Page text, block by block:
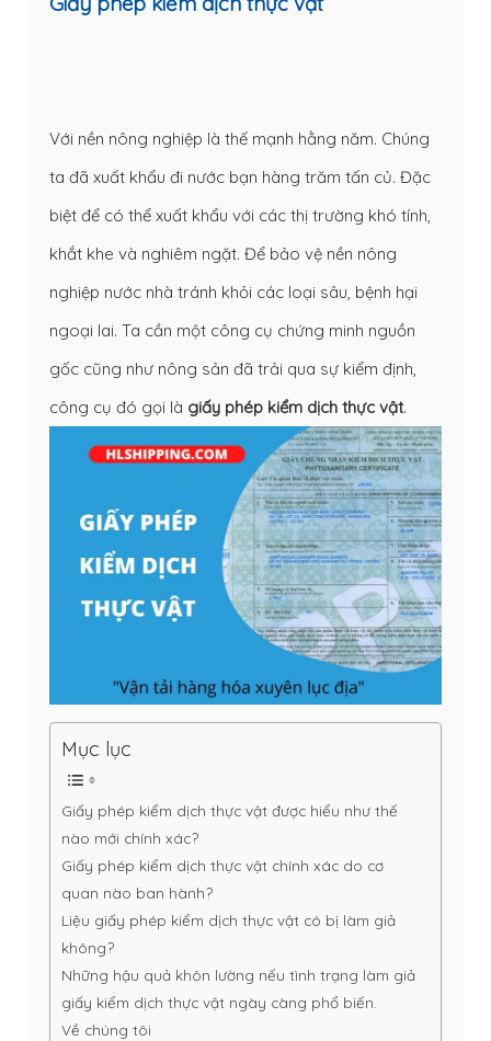
Với nền nông nghiệp là thế mạnh hằng năm. Chúng
ta đã xuất khẩu đi nước bạn hàng trăm tấn củ. Đặc
biệt để có thể xuất khẩu với các thị trường khó tính,
khắt khe và nghiêm ngặt. Để bảo vệ nền nông
nghiệp nước nhà tránh khỏi các loại sâu, bệnh hại
ngoại lai. Ta cần một công cụ chứng minh nguồn
gốc cũng như nông sản đã trải qua sự kiểm định,
công cụ đó gọi là giấy phép kiểm dịch thực vật.
Mục lục
Giấy phép kiểm dịch thực vật được hiểu như thế
nào mới chính xác?
Giấy phép kiểm dịch thực vật chính xác do cơ
quan nào ban hành?
Liệu giấy phép kiểm dịch thực vật có bị làm giả
không?
Những hậu quả khôn lường nếu tình trạng làm giả
giấy kiểm dịch thực vật ngày càng phổ biến.
Về chúng tôi